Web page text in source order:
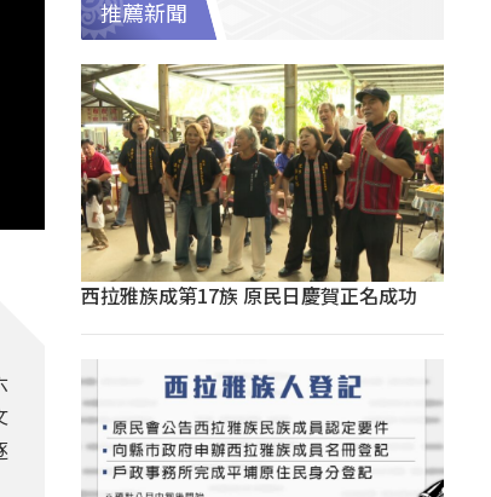
推薦新聞
西拉雅族成第17族 原民日慶賀正名成功